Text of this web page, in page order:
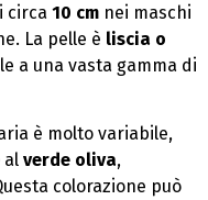
circa 10 cm nei maschi
La pelle è liscia o
a una vasta gamma di
è molto variabile,
al verde oliva,
colorazione può